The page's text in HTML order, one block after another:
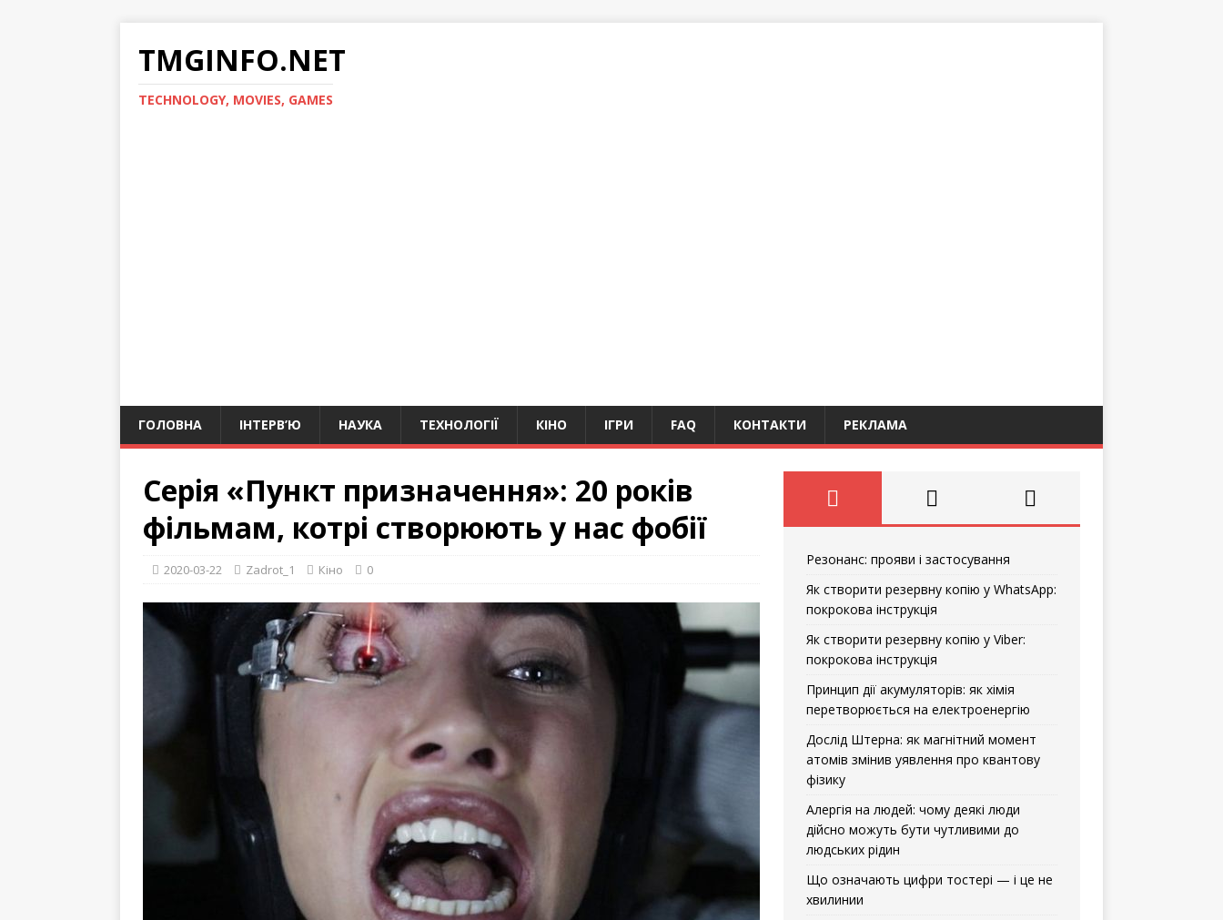
TMGINFO.NET
ТECHNOLOGY, MOVIES, GAMES
ГОЛОВНА ІНТЕРВ’Ю НАУКА ТЕХНОЛОГІЇ КІНО ІГРИ FAQ КОНТАКТИ РЕКЛАМА
Серія «Пункт призначення»: 20 років
фільмам, котрі створюють у нас фобії
2020-03-22 Zadrot_1 Кіно 0
Резонанс: прояви і застосування
Як створити резервну копію у WhatsApp:
покрокова інструкція
Як створити резервну копію у Viber:
покрокова інструкція
Принцип дії акумуляторів: як хімія
перетворюється на електроенергію
Дослід Штерна: як магнітний момент
атомів змінив уявлення про квантову
фізику
Алергія на людей: чому деякі люди
дійсно можуть бути чутливими до
людських рідин
Що означають цифри тостері — і це не
хвилинии